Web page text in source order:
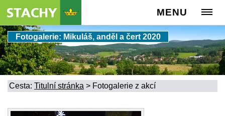
MENU
Fotogalerie: Mikuláš, anděl a čert 2020
Cesta: Titulní stránka > Fotogalerie z akcí